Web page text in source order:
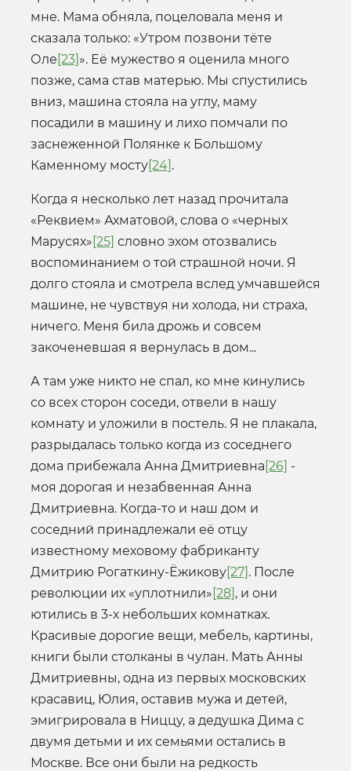
мне. Мама обняла, поцеловала меня и
сказала только: «Утром позвони тёте
Оле [23] ». Её мужество я оценила много
позже, сама став матерью. Мы спустились
вниз, машина стояла на углу, маму
посадили в машину и лихо помчали по
заснеженной Полянке к Большому
Каменному мосту[24] .
Когда я несколько лет назад прочитала
«Реквием» Ахматовой, слова о «черных
Марусях» [25] словно эхом отозвались
воспоминанием о той страшной ночи. Я
долго стояла и смотрела вслед умчавшейся
машине, не чувствуя ни холода, ни страха,
ничего. Меня била дрожь и совсем
закоченевшая я вернулась в дом...
А там уже никто не спал, ко мне кинулись
со всех сторон соседи, отвели в нашу
комнату и уложили в постель. Я не плакала,
разрыдалась только когда из соседнего
дома прибежала Анна Дмитриевна [26] -
моя дорогая и незабвенная Анна
Дмитриевна. Когда-то и наш дом и
соседний принадлежали её отцу
известному меховому фабриканту
Дмитрию Рогаткину-Ёжикову[27] . После
революции их «уплотнили» [28] , и они
ютились в 3-х небольших комнатках.
Красивые дорогие вещи, мебель, картины,
книги были столканы в чулан. Мать Анны
Дмитриевны, одна из первых московских
красавиц, Юлия, оставив мужа и детей,
эмигрировала в Ниццу, а дедушка Дима с
двумя детьми и их семьями остались в
Москве. Все они были на редкость